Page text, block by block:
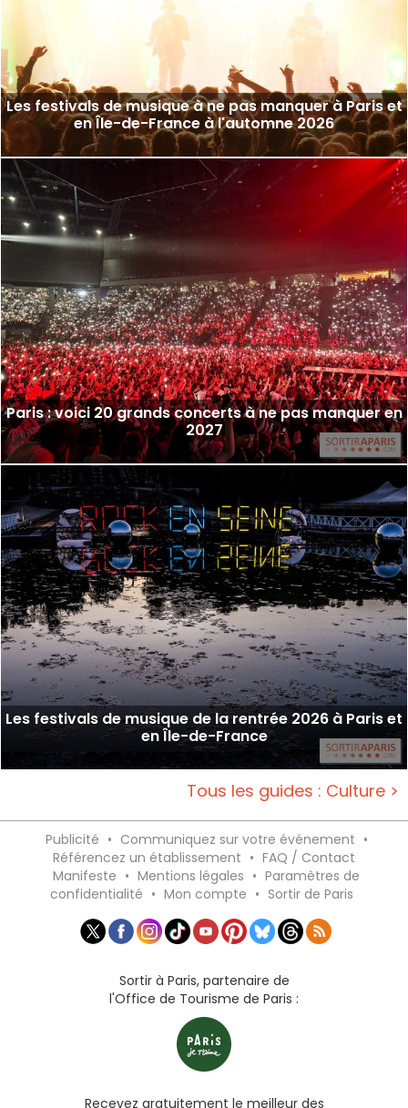
Les festivals de musique à ne pas manquer à Paris et
en Île-de-France à l'automne 2026
Paris : voici 20 grands concerts à ne pas manquer en
2027
Les festivals de musique de la rentrée 2026 à Paris et
en Île-de-France
Tous les guides : Culture >
Publicité • Communiquez sur votre événement •
Référencez un établissement • FAQ / Contact
Manifeste • Mentions légales • Paramètres de
confidentialité • Mon compte • Sortir de Paris
Sortir à Paris, partenaire de
l'Office de Tourisme de Paris :
Recevez gratuitement le meilleur des